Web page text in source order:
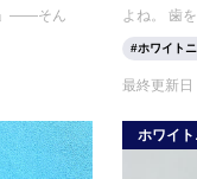
」——そん
。自分
含めた総
記事で
のポイン
のコツま
よね。 歯
イトニング
たくない
いでしょう
します。
ホワイト
最終更新日
ホワイ